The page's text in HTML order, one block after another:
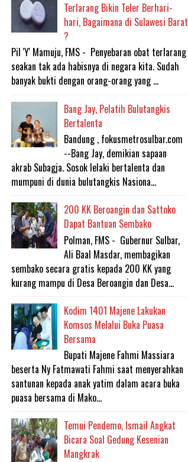
Terlarang Bikin Teler Berhari-
hari, Bagaimana di Sulawesi Barat
?
Pil 'Y' Mamuju, FMS - Penyebaran obat terlarang
seakan tak ada habisnya di negara kita. Sudah
banyak bukti dengan orang-orang yang ...
Bang Jay, Pelatih Bulutangkis
Bertalenta
Bandung , fokusmetrosulbar.com
--Bang Jay, demikian sapaan
akrab Subagja. Sosok lelaki bertalenta dan
mumpuni di dunia bulutangkis Nasiona...
200 KK Beroangin dan Sattoko
Dapat Bantuan Sembako
Polman, FMS - Gubernur Sulbar,
Ali Baal Masdar, membagikan
sembako secara gratis kepada 200 KK yang
kurang mampu di Desa Beroangin dan Desa...
Kodim 1401 Majene Lakukan
Komsos Melalui Buka Puasa
Bersama
Bupati Majene Fahmi Massiara
beserta Ny Fatmawati Fahmi saat menyerahkan
santunan kepada anak yatim dalam acara buka
puasa bersama di Mako...
Temui Pendemo, Ismail Angkat
Bicara Soal Gedung Kesenian
Mangkrak